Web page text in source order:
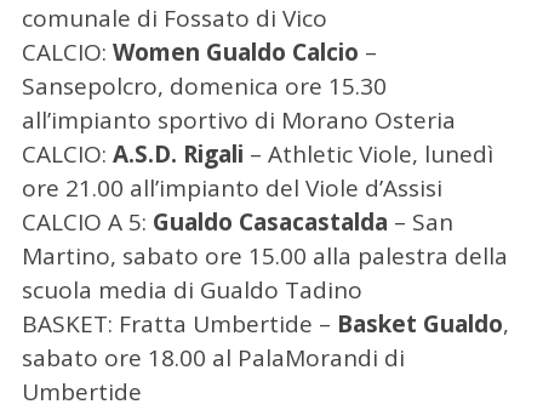
comunale di Fossato di Vico
CALCIO: Women Gualdo Calcio –
Sansepolcro, domenica ore 15.30
all’impianto sportivo di Morano Osteria
CALCIO: A.S.D. Rigali – Athletic Viole, lunedì
ore 21.00 all’impianto del Viole d’Assisi
CALCIO A 5: Gualdo Casacastalda – San
Martino, sabato ore 15.00 alla palestra della
scuola media di Gualdo Tadino
BASKET: Fratta Umbertide – Basket Gualdo,
sabato ore 18.00 al PalaMorandi di
Umbertide